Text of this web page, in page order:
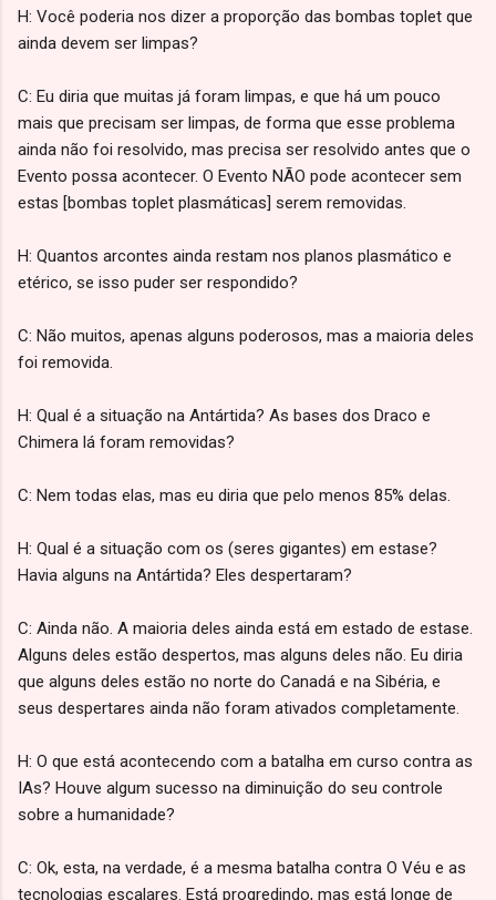
H: Você poderia nos dizer a proporção das bombas toplet que
ainda devem ser limpas?
C: Eu diria que muitas já foram limpas, e que há um pouco
mais que precisam ser limpas, de forma que esse problema
ainda não foi resolvido, mas precisa ser resolvido antes que o
Evento possa acontecer. O Evento NÃO pode acontecer sem
estas [bombas toplet plasmáticas] serem removidas.
H: Quantos arcontes ainda restam nos planos plasmático e
etérico, se isso puder ser respondido?
C: Não muitos, apenas alguns poderosos, mas a maioria deles
foi removida.
H: Qual é a situação na Antártida? As bases dos Draco e
Chimera lá foram removidas?
C: Nem todas elas, mas eu diria que pelo menos 85% delas.
H: Qual é a situação com os (seres gigantes) em estase?
Havia alguns na Antártida? Eles despertaram?
C: Ainda não. A maioria deles ainda está em estado de estase.
Alguns deles estão despertos, mas alguns deles não. Eu diria
que alguns deles estão no norte do Canadá e na Sibéria, e
seus despertares ainda não foram ativados completamente.
H: O que está acontecendo com a batalha em curso contra as
IAs? Houve algum sucesso na diminuição do seu controle
sobre a humanidade?
C: Ok, esta, na verdade, é a mesma batalha contra O Véu e as
tecnologias escalares. Está progredindo, mas está longe de